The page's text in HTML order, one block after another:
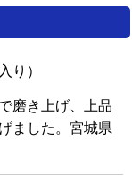
）
磨き上げ、上品
ました。宮城県